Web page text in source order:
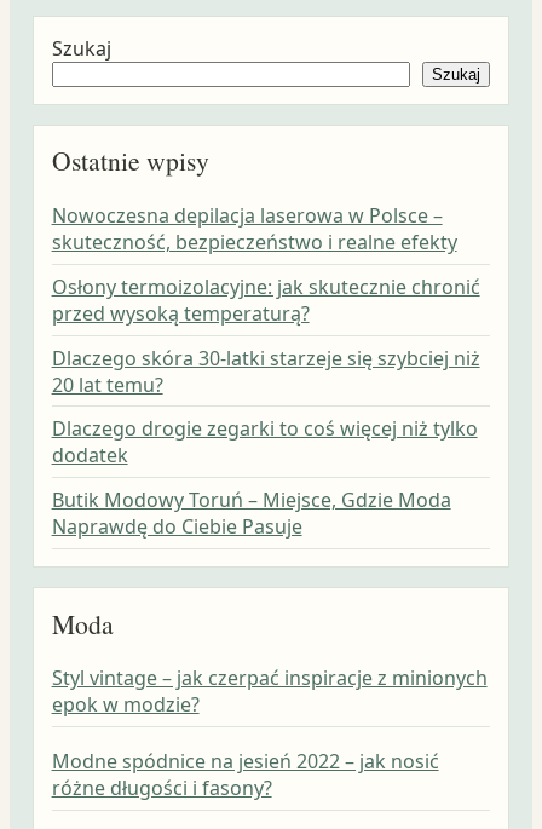
Szukaj
Szukaj
Ostatnie wpisy
Nowoczesna depilacja laserowa w Polsce –
skuteczność, bezpieczeństwo i realne efekty
Osłony termoizolacyjne: jak skutecznie chronić
przed wysoką temperaturą?
Dlaczego skóra 30-latki starzeje się szybciej niż
20 lat temu?
Dlaczego drogie zegarki to coś więcej niż tylko
dodatek
Butik Modowy Toruń – Miejsce, Gdzie Moda
Naprawdę do Ciebie Pasuje
Moda
Styl vintage – jak czerpać inspiracje z minionych
epok w modzie?
Modne spódnice na jesień 2022 – jak nosić
różne długości i fasony?